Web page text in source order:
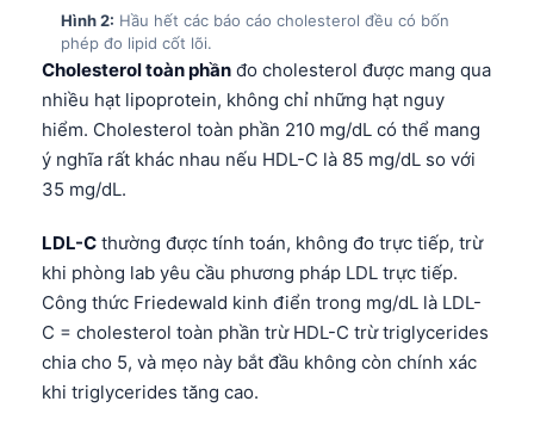
Hình 2: Hầu hết các báo cáo cholesterol đều có bốn
phép đo lipid cốt lõi.
Cholesterol toàn phần đo cholesterol được mang qua
nhiều hạt lipoprotein, không chỉ những hạt nguy
hiểm. Cholesterol toàn phần 210 mg/dL có thể mang
ý nghĩa rất khác nhau nếu HDL-C là 85 mg/dL so với
35 mg/dL.
LDL-C thường được tính toán, không đo trực tiếp, trừ
khi phòng lab yêu cầu phương pháp LDL trực tiếp.
Công thức Friedewald kinh điển trong mg/dL là LDL-
C = cholesterol toàn phần trừ HDL-C trừ triglycerides
chia cho 5, và mẹo này bắt đầu không còn chính xác
khi triglycerides tăng cao.